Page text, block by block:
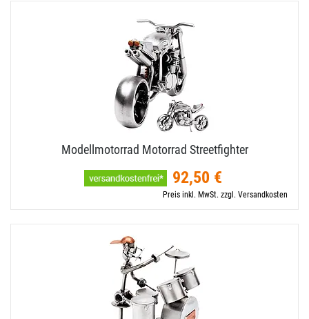
Modellmotorrad Motorrad Streetfighter
92,50 €
Preis inkl. MwSt. zzgl. Versandkosten